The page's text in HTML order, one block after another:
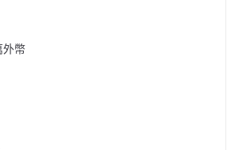
外幣